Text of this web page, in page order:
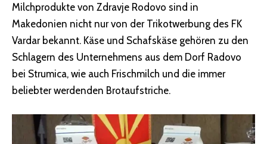
Milchprodukte von Zdravje Rodovo sind in
Makedonien nicht nur von der Trikotwerbung des FK
Vardar bekannt. Käse und Schafskäse gehören zu den
Schlagern des Unternehmens aus dem Dorf Radovo
bei Strumica, wie auch Frischmilch und die immer
beliebter werdenden Brotaufstriche.